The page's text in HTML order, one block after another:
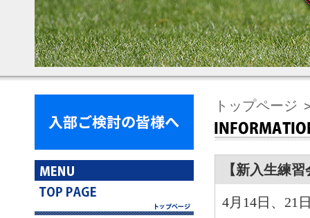
トップページ
【新入生練
4月14日、21